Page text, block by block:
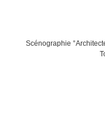
Scénographie